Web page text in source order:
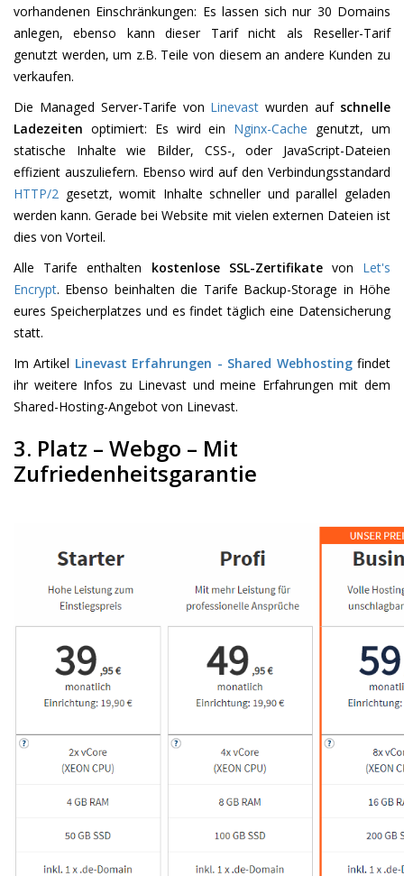
vorhandenen Einschränkungen: Es lassen sich nur 30 Domains
anlegen, ebenso kann dieser Tarif nicht als Reseller-Tarif
genutzt werden, um z.B. Teile von diesem an andere Kunden zu
verkaufen.
Die Managed Server-Tarife von Linevast wurden auf schnelle
Ladezeiten optimiert: Es wird ein Nginx-Cache genutzt, um
statische Inhalte wie Bilder, CSS-, oder JavaScript-Dateien
effizient auszuliefern. Ebenso wird auf den Verbindungsstandard
HTTP/2 gesetzt, womit Inhalte schneller und parallel geladen
werden kann. Gerade bei Website mit vielen externen Dateien ist
dies von Vorteil.
Alle Tarife enthalten kostenlose SSL-Zertifikatevon Let's
Encrypt. Ebenso beinhalten die Tarife Backup-Storage in Höhe
eures Speicherplatzes und es findet täglich eine Datensicherung
statt.
Im Artikel Linevast Erfahrungen - Shared Webhostingfindet
ihr weitere Infos zu Linevast und meine Erfahrungen mit dem
Shared-Hosting-Angebot von Linevast.
3. Platz – Webgo – Mit
Zufriedenheitsgarantie